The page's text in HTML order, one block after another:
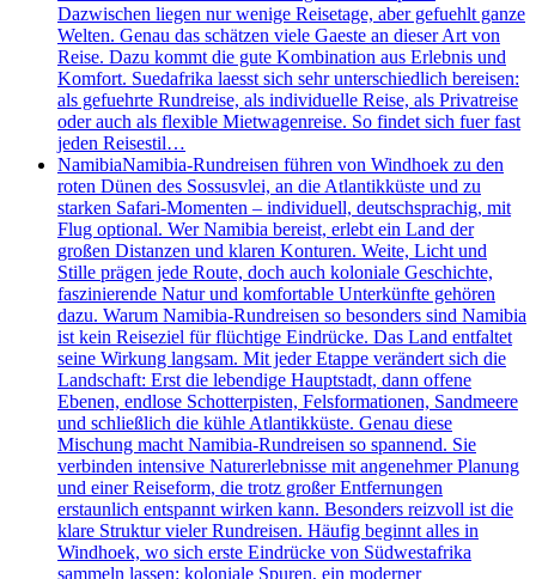
Dazwischen liegen nur wenige Reisetage, aber gefuehlt ganze
Welten. Genau das schätzen viele Gaeste an dieser Art von
Reise. Dazu kommt die gute Kombination aus Erlebnis und
Komfort. Suedafrika laesst sich sehr unterschiedlich bereisen:
als gefuehrte Rundreise, als individuelle Reise, als Privatreise
oder auch als flexible Mietwagenreise. So findet sich fuer fast
jeden Reisestil…
NamibiaNamibia-Rundreisen führen von Windhoek zu den
roten Dünen des Sossusvlei, an die Atlantikküste und zu
starken Safari-Momenten – individuell, deutschsprachig, mit
Flug optional. Wer Namibia bereist, erlebt ein Land der
großen Distanzen und klaren Konturen. Weite, Licht und
Stille prägen jede Route, doch auch koloniale Geschichte,
faszinierende Natur und komfortable Unterkünfte gehören
dazu. Warum Namibia-Rundreisen so besonders sind Namibia
ist kein Reiseziel für flüchtige Eindrücke. Das Land entfaltet
seine Wirkung langsam. Mit jeder Etappe verändert sich die
Landschaft: Erst die lebendige Hauptstadt, dann offene
Ebenen, endlose Schotterpisten, Felsformationen, Sandmeere
und schließlich die kühle Atlantikküste. Genau diese
Mischung macht Namibia-Rundreisen so spannend. Sie
verbinden intensive Naturerlebnisse mit angenehmer Planung
und einer Reiseform, die trotz großer Entfernungen
erstaunlich entspannt wirken kann. Besonders reizvoll ist die
klare Struktur vieler Rundreisen. Häufig beginnt alles in
Windhoek, wo sich erste Eindrücke von Südwestafrika
sammeln lassen: koloniale Spuren, ein moderner